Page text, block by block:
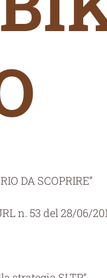
DA SCOPRIRE”
n. 53 del 28/06/